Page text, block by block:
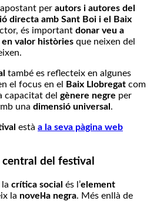
per autors i autores del
directa amb Sant Boi i el Baix
és important donar veu a
en valor històries que neixen del
també es reflecteix en algunes
el focus en el Baix Llobregat com
capacitat del gènere negre per
una dimensió universal.
està a la seva pàgina web
central del festival
la crítica social és l’element
la novel·la negra. Més enllà de